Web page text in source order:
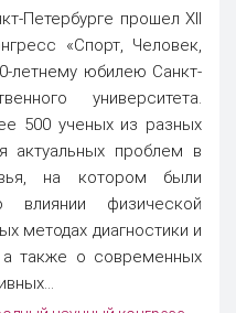
Петербурге прошел XII
«Спорт, Человек,
летнему юбилею Санкт-
университета.
500 ученых из разных
актуальных проблем в
на котором были
влиянии физической
методах диагностики и
а также о современных